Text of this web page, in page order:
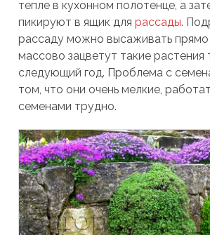
тепле в кухонном полотенце, а
пикируют в ящик длярассады.
рассаду можно высаживать прямо
массово зацветут такие растения
следующий год. Проблема с
том, что они очень мелкие,
семенами трудно.